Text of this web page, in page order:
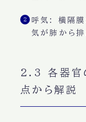
呼気 : 横隔膜
気が肺から
2.3 各器官
点から解説